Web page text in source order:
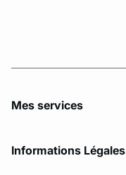
Mes services
Informations Légales